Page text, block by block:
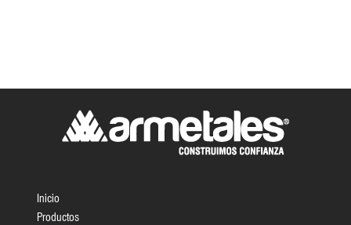
Inicio
Productos